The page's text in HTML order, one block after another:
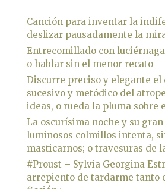
Canción para inventar la
deslizar pausadamente la
Entrecomillado con
o hablar sin el menor recato
Discurre preciso y elegante el
sucesivo y metódico del
ideas, o rueda la pluma sobre
La oscurísima noche y su
luminosos colmillos intenta,
masticarnos; o travesuras de
#Proust – Sylvia Georgina
arrepiento de tardarme tanto